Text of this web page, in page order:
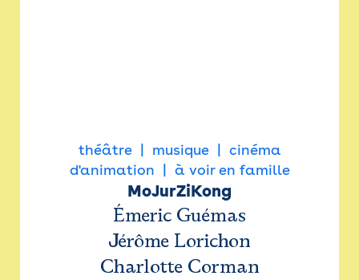
théâtre musique
cinéma
d'animation
à voir en famille
MoJurZiKong
Émeric Guémas
Jérôme Lorichon
Charlotte Corman